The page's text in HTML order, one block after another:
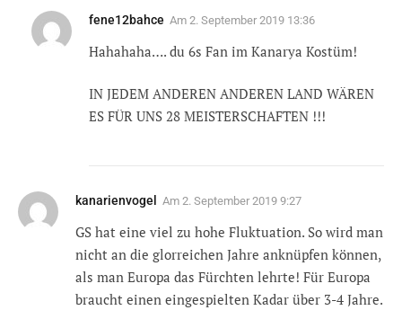
fene12bahce Am 2. September 2019 13:36
Hahahaha…. du 6s Fan im Kanarya Kostüm!
IN JEDEM ANDEREN ANDEREN LAND WÄREN
ES FÜR UNS 28 MEISTERSCHAFTEN !!!
kanarienvogel Am 2. September 2019 9:27
GS hat eine viel zu hohe Fluktuation. So wird man
nicht an die glorreichen Jahre anknüpfen können,
als man Europa das Fürchten lehrte! Für Europa
braucht einen eingespielten Kadar über 3-4 Jahre.